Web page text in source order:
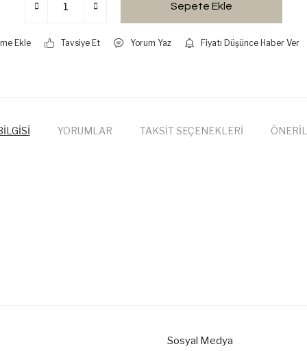
Sepete Ekle
Tavsiye Et Yorum Yaz Fiyatı Düşünce Haber Ver
YORUMLAR TAKSİT SEÇENEKLERİ
Sosyal Medya